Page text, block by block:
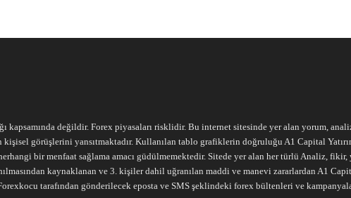
kapsamında değildir. Forex piyasaları risklidir. Bu internet sitesinde yer alan yorum,
görüşlerini yansıtmaktadır. Kullanılan tablo grafiklerin doğruluğu A1 Capital
bir menfaat sağlama amacı güdülmemektedir. Sitede yer alan her türlü Analiz,
kaynaklanan ve 3. kişiler dahil uğranılan maddi ve manevi zararlardan A1
tarafından gönderilecek eposta ve SMS şeklindeki forex bültenleri ve